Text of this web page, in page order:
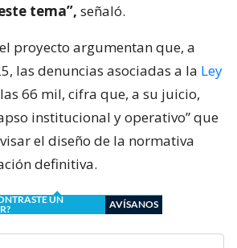
tema”, señaló.
proyecto argumentan que, a
las denuncias asociadas a la Ley
66 mil, cifra que, a su juicio,
institucional y operativo” que
el diseño de la normativa
definitiva.
UN
AVÍSANOS